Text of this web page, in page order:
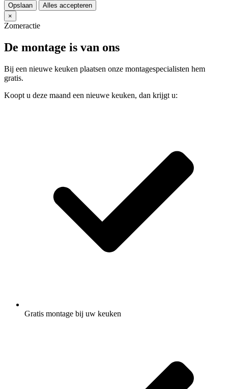
Opslaan
Alles accepteren
×
Zomeractie
De montage is van ons
Bij een nieuwe keuken plaatsen onze montagespecialisten hem
gratis.
Koopt u deze maand een nieuwe keuken, dan krijgt u:
Gratis montage bij uw keuken